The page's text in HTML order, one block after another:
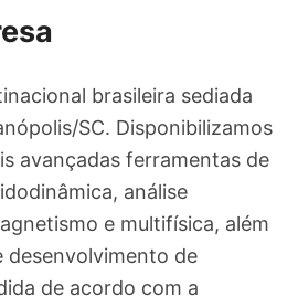
brasileira sediada
SC. Disponibilizamos
avançadas ferramentas de
análise
e multifísica, além
desenvolvimento de
de acordo com a